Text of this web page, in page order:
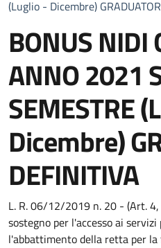
(Luglio - Dicembre)
BONUS NIDI
ANNO 2021
SEMESTRE
Dicembre)
DEFINITIVA
Dettaglio del documento
L. R. 06/12/2019 n. 20 - (Art.
sostegno per l'accesso ai
l'abbattimento della retta per